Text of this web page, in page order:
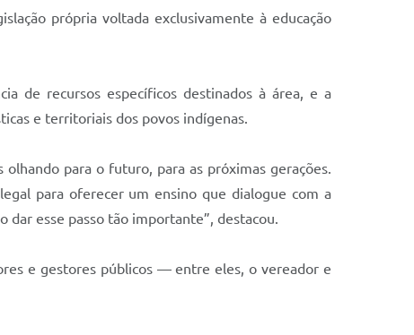
própria voltada exclusivamente à educação
de recursos específicos destinados à área, e a
e territoriais dos povos indígenas.
para o futuro, para as próximas gerações.
para oferecer um ensino que dialogue com a
dar esse passo tão importante”, destacou.
e gestores públicos — entre eles, o vereador e